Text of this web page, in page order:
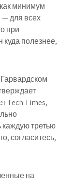
минимум
— для всех
при
полезнее,
Tech Times,
каждую третью
согласитесь,
на